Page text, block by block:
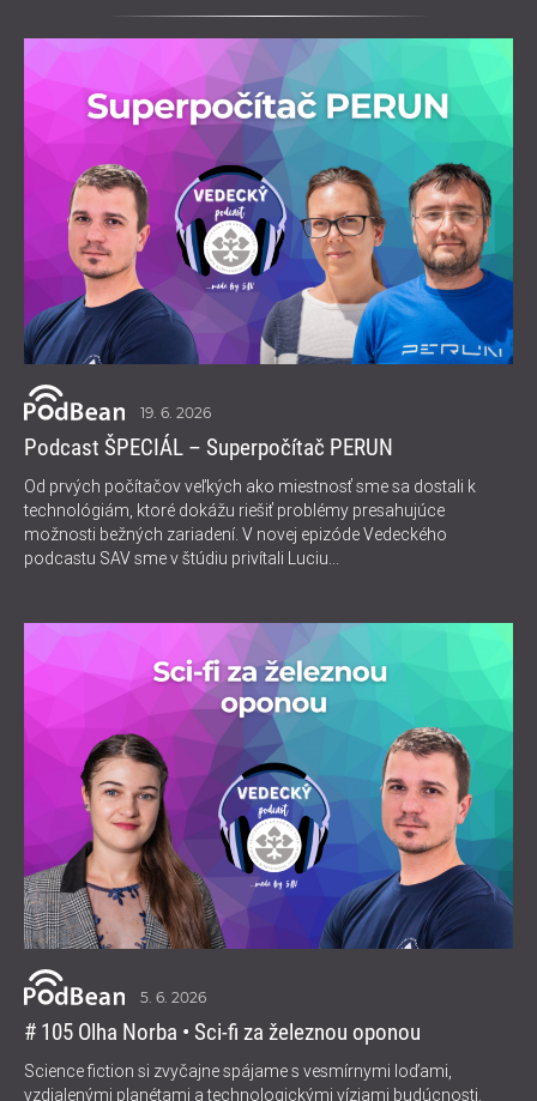
19. 6. 2026
Podcast ŠPECIÁL – Superpočítač PERUN
Od prvých počítačov veľkých ako miestnosť sme sa dostali k
technológiám, ktoré dokážu riešiť problémy presahujúce
možnosti bežných zariadení. V novej epizóde Vedeckého
podcastu SAV sme v štúdiu privítali Luciu...
5. 6. 2026
# 105 Olha Norba • Sci-fi za železnou oponou
Science fiction si zvyčajne spájame s vesmírnymi loďami,
vzdialenými planétami a technologickými víziami budúcnosti.